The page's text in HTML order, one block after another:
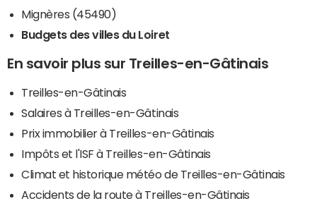
Mignères (45490)
Budgets des villes du Loiret
En savoir plus sur Treilles-en-Gâtinais
Treilles-en-Gâtinais
Salaires à Treilles-en-Gâtinais
Prix immobilier à Treilles-en-Gâtinais
Impôts et l'ISF à Treilles-en-Gâtinais
Climat et historique météo de Treilles-en-Gâtinais
Accidents de la route à Treilles-en-Gâtinais